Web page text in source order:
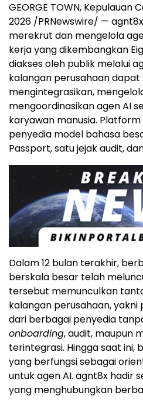
GEORGE TOWN, Kepulauan
2026 /PRNewswire/ —
merekrut dan mengelola
kerja yang dikembangkan
diakses oleh publik melalui
kalangan perusahaan
mengintegrasikan,
mengoordinasikan agen AI
karyawan manusia.
penyedia model bahasa
Passport, satu jejak audit,
Dalam 12 bulan terakhir,
berskala besar telah
tersebut memunculkan
kalangan perusahaan, yakni
dari berbagai penyedia
onboarding, audit, maupun
terintegrasi. Hingga saat ini,
yang berfungsi sebagai
untuk agen AI. agnt8x hadir
yang menghubungkan